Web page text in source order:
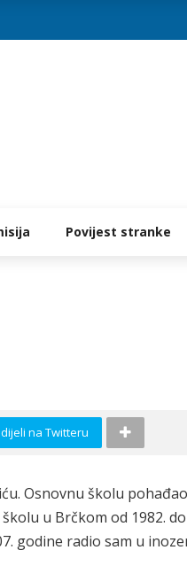
Povijest stranke
na Twitteru
Osnovnu školu
u Brčkom od 1982.
godine radio sam u